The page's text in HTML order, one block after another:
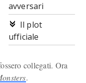
avversari
Il plot
ufficiale
collegati. Ora
.